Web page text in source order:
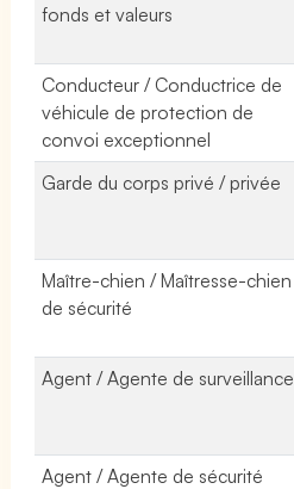
fonds et valeurs
Conducteur / Conductrice de
véhicule de protection de
convoi exceptionnel
Garde du corps privé / privée
Maître-chien / Maîtresse-chien
de sécurité
Agent / Agente de surveillance
Agent / Agente de sécurité